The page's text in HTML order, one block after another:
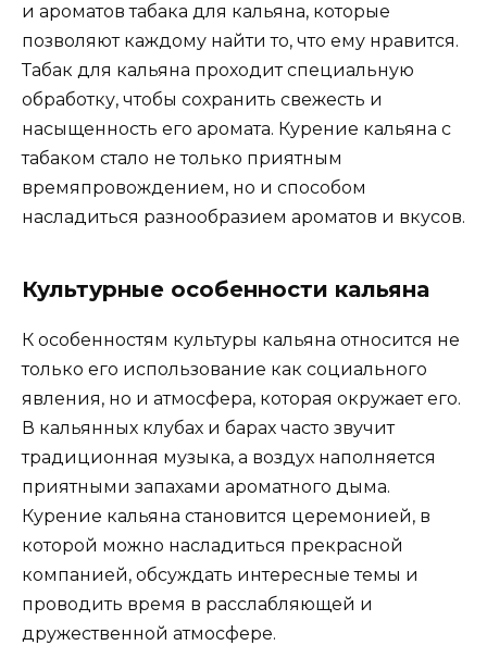
и ароматов табака для кальяна, которые
позволяют каждому найти то, что ему нравится.
Табак для кальяна проходит специальную
обработку, чтобы сохранить свежесть и
насыщенность его аромата. Курение кальяна с
табаком стало не только приятным
времяпровождением, но и способом
насладиться разнообразием ароматов и вкусов.
Культурные особенности кальяна
К особенностям культуры кальяна относится не
только его использование как социального
явления, но и атмосфера, которая окружает его.
В кальянных клубах и барах часто звучит
традиционная музыка, а воздух наполняется
приятными запахами ароматного дыма.
Курение кальяна становится церемонией, в
которой можно насладиться прекрасной
компанией, обсуждать интересные темы и
проводить время в расслабляющей и
дружественной атмосфере.